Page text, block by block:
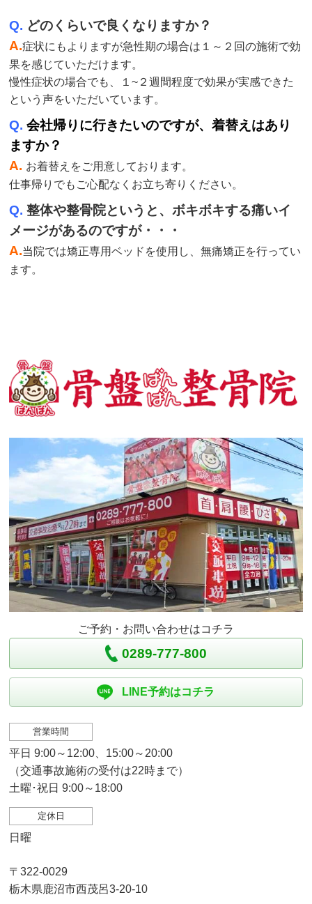
Q. どのくらいで良くなりますか？
A.症状にもよりますが急性期の場合は１～２回の施術で効
果を感じていただけます。
慢性症状の場合でも、１~２週間程度で効果が実感できた
という声をいただいています。
Q.会社帰りに行きたいのですが、着替えはあり
ますか？
A. お着替えをご用意しております。
仕事帰りでもご心配なくお立ち寄りください。
Q.整体や整骨院というと、ボキボキする痛いイ
メージがあるのですが・・・
A.当院では矯正専用ベッドを使用し、無痛矯正を行ってい
ます。
ご予約・お問い合わせはコチラ
0289-777-800
LINE予約はコチラ
営業時間
平日 9:00～12:00、15:00～20:00
（交通事故施術の受付は22時まで）
土曜･祝日 9:00～18:00
定休日
日曜
〒322-0029
栃木県鹿沼市西茂呂3-20-10